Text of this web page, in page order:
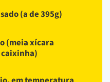
(a de 395g)
(meia xícara